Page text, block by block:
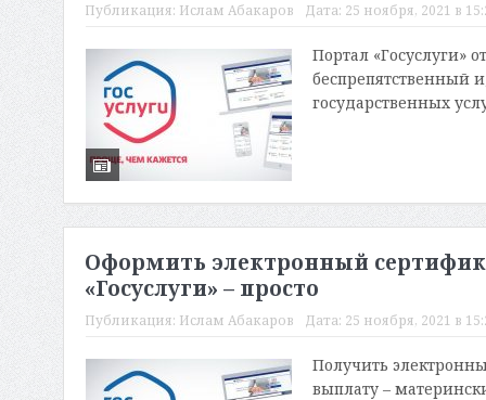
Публикация: Ислам Абакаров Дата: 25 ноября, 2021 в
Портал «Госуслуги»
беспрепятственный
государственных
Оформить электронный
«Госуслуги» – просто
Публикация: Ислам Абакаров Дата: 25 ноября, 2021 в
Получить
выплату –